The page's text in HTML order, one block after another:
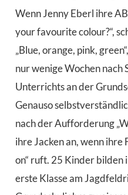
Wenn Jenny Eberl ihre
your favourite colour?“,
„Blue, orange, pink,
nur wenige Wochen nach
Unterrichts an der
Genauso
nach der Aufforderung
ihre Jacken an, wenn ihre
on“ ruft. 25 Kinder
erste Klasse am